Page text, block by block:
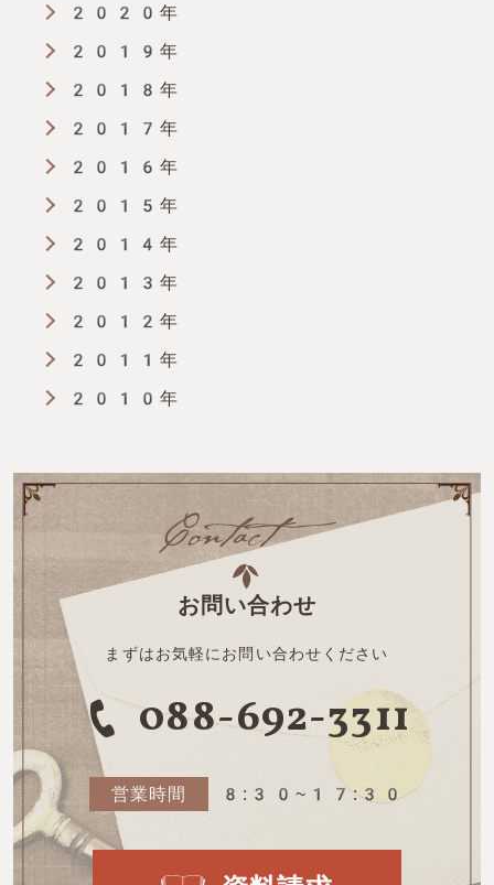
2020年
2019年
2018年
2017年
2016年
2015年
2014年
2013年
2012年
2011年
2010年
お問い合わせ
まずはお気軽にお問い合わせください
088-692-3311
営業時間 8:30~17:30